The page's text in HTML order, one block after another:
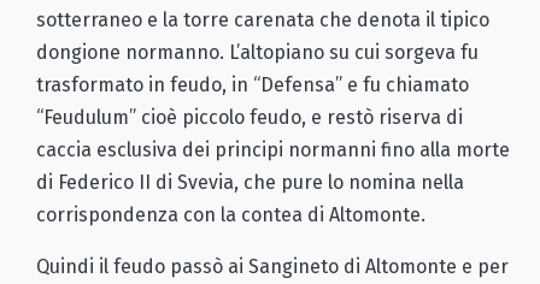
sotterraneo e la torre carenata che denota il tipico
dongione normanno. L’altopiano su cui sorgeva fu
trasformato in feudo, in “Defensa” e fu chiamato
“Feudulum” cioè piccolo feudo, e restò riserva di
caccia esclusiva dei principi normanni fino alla morte
di Federico II di Svevia, che pure lo nomina nella
corrispondenza con la contea di Altomonte.
Quindi il feudo passò ai Sangineto di Altomonte e per